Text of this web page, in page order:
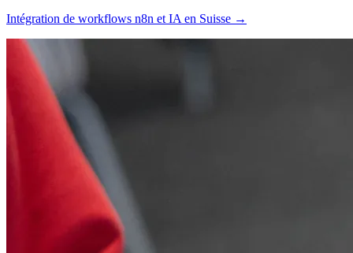
Intégration de workflows n8n et IA en Suisse →